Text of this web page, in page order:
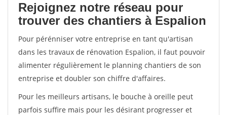
Rejoignez notre réseau pour
trouver des chantiers à Espalion
Pour pérénniser votre entreprise en tant qu'artisan
dans les travaux de rénovation Espalion, il faut pouvoir
alimenter régulièrement le planning chantiers de son
entreprise et doubler son chiffre d'affaires.
Pour les meilleurs artisans, le bouche à oreille peut
parfois suffire mais pour les désirant progresser et